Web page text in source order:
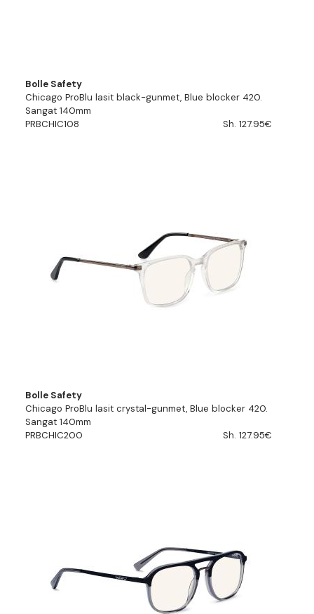
Bolle Safety
Chicago ProBlu lasit black-gunmet, Blue blocker 420.
Sangat 140mm
PRBCHIC108
Sh. 127.95€
Bolle Safety
Chicago ProBlu lasit crystal-gunmet, Blue blocker 420.
Sangat 140mm
PRBCHIC200
Sh. 127.95€